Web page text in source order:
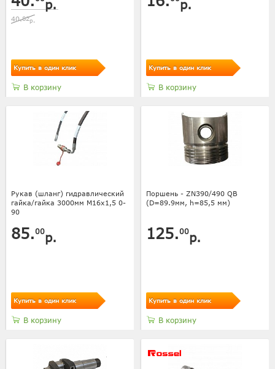
р.
40.82р.
Купить в один клик
В корзину
р.
Купить в один клик
В корзину
Рукав (шланг) гидравлический
гайка/гайка 3000мм M16x1,5 0-
90
85.00р.
Купить в один клик
В корзину
Поршень - ZN390/490 QB
(D=89.9мм, h=85,5 мм)
125.00р.
Купить в один клик
В корзину